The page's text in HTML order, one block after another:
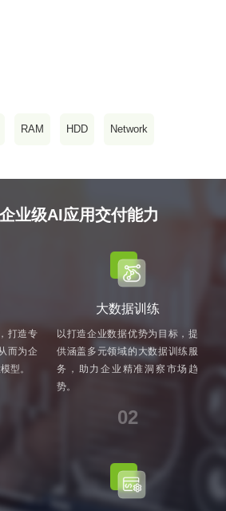
RAM HDD Network
业级AI应用交付能力
打造专
而为企
型。
大数据训练
以打造企业数据优势为目标，提
供涵盖多元领域的大数据训练服
务，助力企业精准洞察市场趋
势。
02